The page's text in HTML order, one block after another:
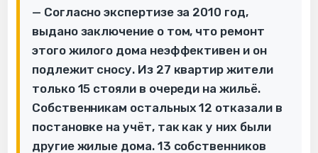
— Согласно экспертизе за 2010 год,
выдано заключение о том, что ремонт
этого жилого дома неэффективен и он
подлежит сносу. Из 27 квартир жители
только 15 стояли в очереди на жильё.
Собственникам остальных 12 отказали в
постановке на учёт, так как у них были
другие жилые дома. 13 собственников